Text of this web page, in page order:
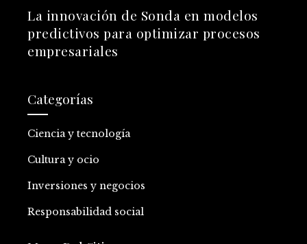
La innovación de Sonda en modelos
predictivos para optimizar procesos
empresariales
Categorías
Ciencia y tecnología
Cultura y ocio
Inversiones y negocios
Responsabilidad social